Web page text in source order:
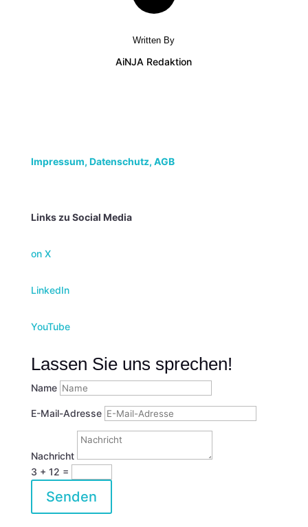
Written By
AiNJA Redaktion
Impressum, Datenschutz, AGB
Links zu Social Media
on X
LinkedIn
YouTube
Lassen Sie uns sprechen!
Name
E-Mail-Adresse
Nachricht
3 + 12 =
Senden